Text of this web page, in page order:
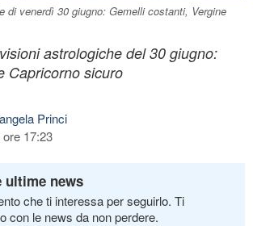
di venerdì 30 giugno: Gemelli costanti, Vergine
astrologiche del 30 giugno:
Capricorno sicuro
Princi
17:23
ultime news
che ti interessa per seguirlo. Ti
con le news da non perdere.